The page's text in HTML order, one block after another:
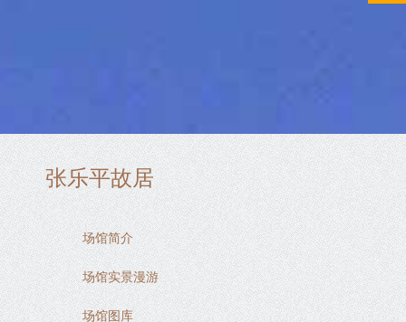
张乐平故居
场馆简介
场馆实景漫游
场馆图库